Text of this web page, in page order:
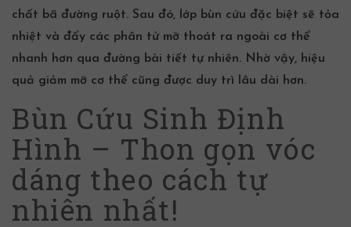
chất bã đường ruột. Sau đó, lớp bùn cứu đặc biệt sẽ tỏa
nhiệt và đẩy các phân tử mỡ thoát ra ngoài cơ thể
nhanh hơn qua đường bài tiết tự nhiên. Nhờ vậy, hiệu
quả giảm mỡ cơ thể cũng được duy trì lâu dài hơn.
Bùn Cứu Sinh Định
Hình – Thon gọn vóc
dáng theo cách tự
nhiên nhất!